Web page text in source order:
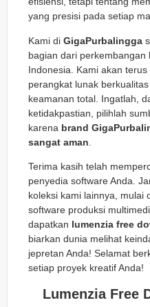
yang presisi pada setiap
Kami di GigaPurbalingga
bagian dari
Indonesia. Kami akan
perangkat lunak
keamanan total. Ingatlah,
ketidakpastian, pilihlah
karena brand
sangat aman
Terima kasih telah
penyedia software Anda.
koleksi kami lainnya, mulai
software produksi
dapatkan lumenzia free
biarkan dunia melihat
jepretan Anda! Selamat
setiap proyek kreatif Anda!
Lumenzia Free